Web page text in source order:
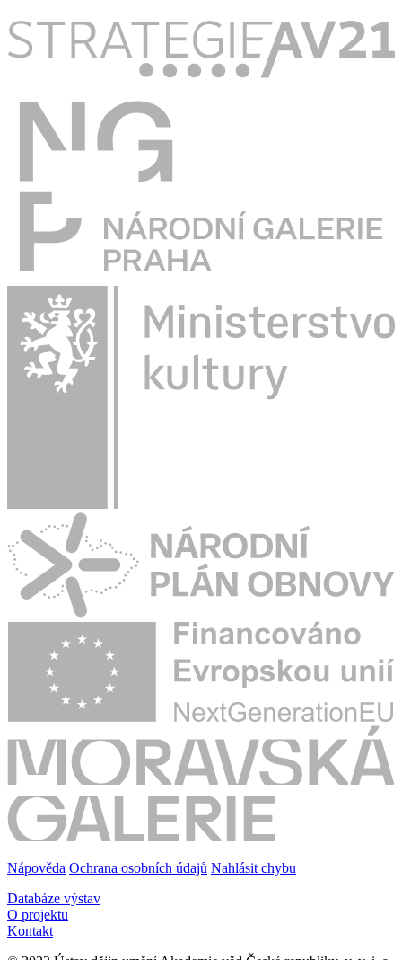
Nápověda Ochrana osobních údajů Nahlásit chybu
Databáze výstav
O projektu
Kontakt